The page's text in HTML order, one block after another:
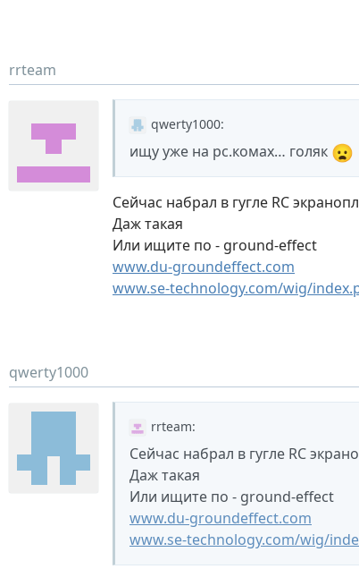
rrteam
qwerty1000:
ищу уже на рс.комах… голяк 😦
Сейчас набрал в гугле RC
Даж такая
Или ищите по - ground-effect
www.du-groundeffect.com
www.se-technology.com/wig/
qwerty1000
rrteam:
Сейчас набрал в гугле RC
Даж такая
Или ищите по - ground-effect
www.du-groundeffect.com
www.se-technology.com/wig/